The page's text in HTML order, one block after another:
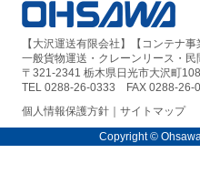
【大沢運送有限会社】【コンテナ事
一般貨物運送・クレーンリース・
〒321-2341 栃木県日光市大沢町
TEL 0288-26-0333 FAX 0288-26-
個人情報保護方針｜ サイトマップ
Copyright ©